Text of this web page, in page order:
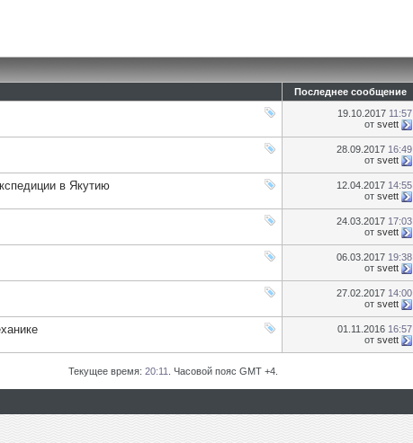
Последнее сообщение
19.10.2017 11:57
от svett
28.09.2017 16:49
от svett
в Якутию 12.04.2017 14:55
от svett
24.03.2017 17:03
от svett
06.03.2017 19:38
от svett
27.02.2017 14:00
от svett
01.11.2016 16:57
от svett
Текущее время: 20:11 . Часовой пояс GMT +4.